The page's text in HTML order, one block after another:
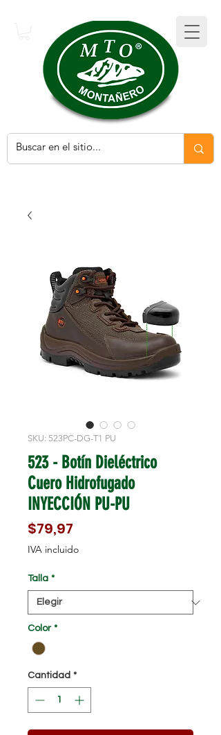
SKU: 523PC-DG-T1 PU
523 - Botín Dieléctrico
Cuero Hidrofugado
INYECCIÓN PU-PU
$79,97
IVA incluido
Talla *
Color *
Cantidad *